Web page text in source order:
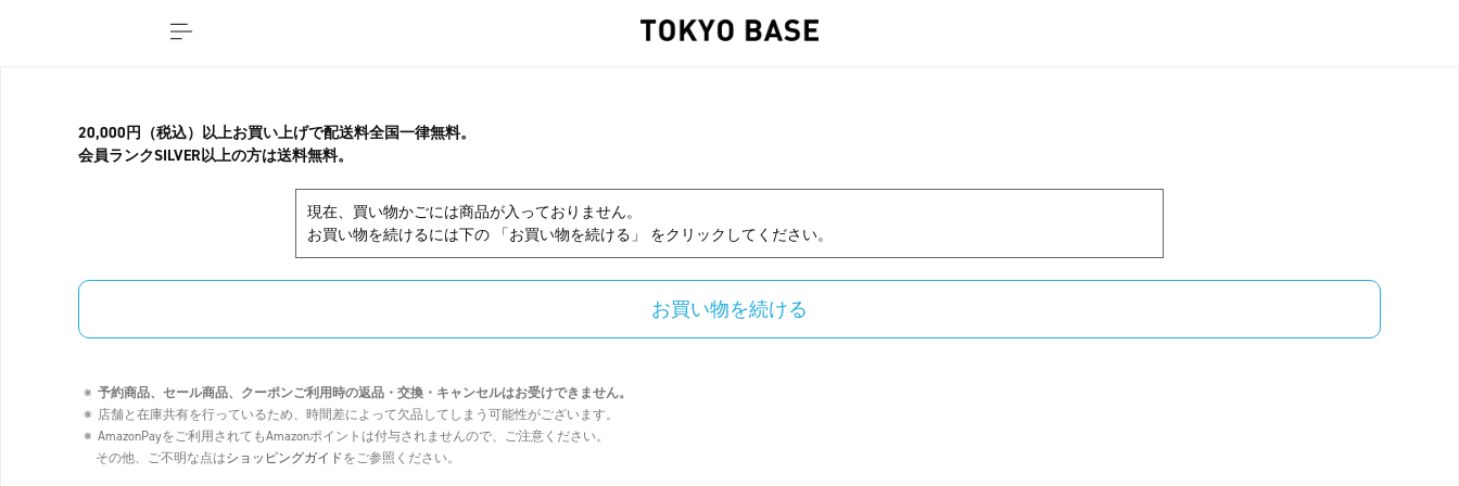
20,000円（税込）以上お買い上げで配送料全国一律無料。
会員ランクSILVER以上の方は送料無料。
現在、買い物かごには商品が入っておりません。
お買い物を続けるには下の 「お買い物を続ける」 をクリックしてください。
予約商品、セール商品、クーポンご利用時の返品・交換・キャンセルはお受けできません。
店舗と在庫共有を行っているため、時間差によって欠品してしまう可能性がございます。
AmazonPayをご利用されてもAmazonポイントは付与されませんので、ご注意ください。
その他、ご不明な点はショッピングガイドをご参照ください。